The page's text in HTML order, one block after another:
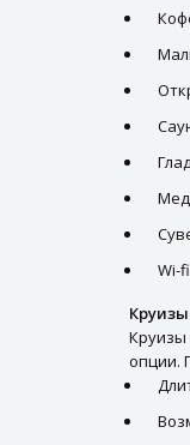
Wi-fi
Круизы
опции.